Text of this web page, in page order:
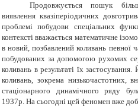
Продовжується пошук
виявлення квазіперіодичних
проблемі побудови спеціальних
контексті вважається математичне
в новий, позбавлений коливань певної
побудованих за допомогою рухомих
коливань в результаті їх
коливань, зокрема низькочастотних,
стаціонарного динамічного ряду
1937р. На сьогодні цей феномен вже